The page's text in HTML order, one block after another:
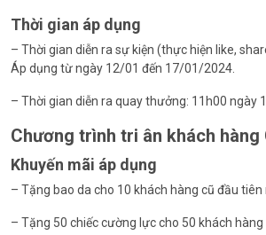
Thời gian áp dụng
– Thời gian diễn ra sự kiện (thực hiện like,
Áp dụng từ ngày 12/01 đến 17/01/2024.
– Thời gian diễn ra quay thưởng: 11h00 ngày
Chương trình tri ân khách hàng
Khuyến mãi áp dụng
– Tặng bao da cho 10 khách hàng cũ đầu
– Tặng 50 chiếc cường lực cho 50 khách